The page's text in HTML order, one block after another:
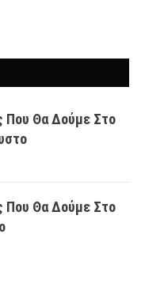
Που Θα Δούμε Στο
Που Θα Δούμε Στο